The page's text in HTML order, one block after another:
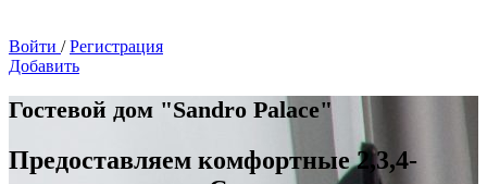
Войти / Регистрация
Добавить
Гостевой дом "Sandro Palace"
Предоставляем комфортные 2,3,4-